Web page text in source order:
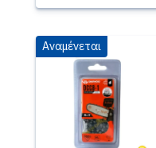
Αναμένεται